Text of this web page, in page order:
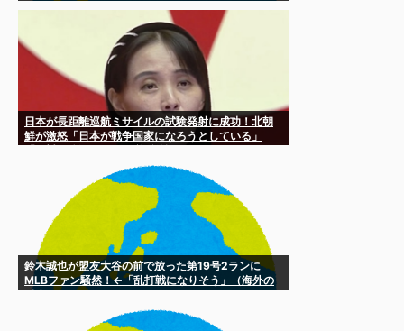
日本が長距離巡航ミサイルの試験発射に成功！北朝
鮮が激怒「日本が戦争国家になろうとしている」
鈴木誠也が盟友大谷の前で放った第19号2ランに
MLBファン騒然！←「乱打戦になりそう」（海外の